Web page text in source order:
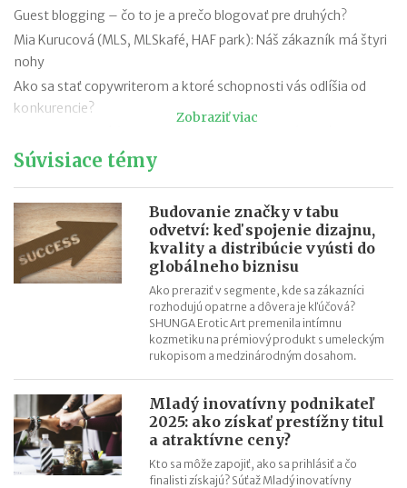
Guest blogging – čo to je a prečo blogovať pre druhých?
Mia Kurucová (MLS, MLSkafé, HAF park): Náš zákazník má štyri
nohy
Ako sa stať copywriterom a ktoré schopnosti vás odlíšia od
konkurencie?
Kto je copywriter a kedy si objednať jeho služby?
Čo je copywriting?
Čo je ghostwriting a ako sa odlišuje od copywritingu?
Kto je ghostwriter a kedy si ho najať na napísanie knihy?
Zobraziť viac
Súvisiace témy
Budovanie značky v tabu
odvetví: keď spojenie dizajnu,
kvality a distribúcie vyústi do
globálneho biznisu
Ako preraziť v segmente, kde sa zákazníci
rozhodujú opatrne a dôvera je kľúčová?
SHUNGA Erotic Art premenila intímnu
kozmetiku na prémiový produkt s umeleckým
rukopisom a medzinárodným dosahom.
Mladý inovatívny podnikateľ
2025: ako získať prestížny titul
a atraktívne ceny?
Kto sa môže zapojiť, ako sa prihlásiť a čo
finalisti získajú? Súťaž Mladý inovatívny